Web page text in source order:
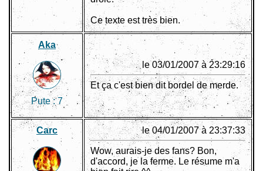
Ce texte est très bien.
Aka
Pute :7
le 03/01/2007 à 23:29:16
Et ça c'est bien dit bordel de merde.
Carc le 04/01/2007 à 23:37:33
Wow, aurais-je des fans? Bon,
d'accord, je la ferme. Le résume m'a